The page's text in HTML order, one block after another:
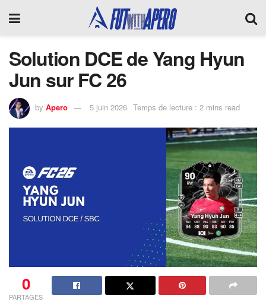
Solution DCE de Yang Hyun
Jun sur FC 26
by Apero 5 juin 2026 Temps de lecture : 2 mins read
0
PARTAGES